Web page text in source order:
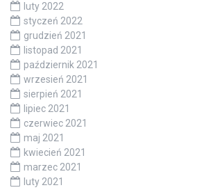
luty 2022
styczeń 2022
grudzień 2021
listopad 2021
październik 2021
wrzesień 2021
sierpień 2021
lipiec 2021
czerwiec 2021
maj 2021
kwiecień 2021
marzec 2021
luty 2021